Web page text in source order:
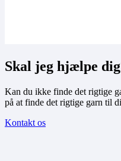
Skal jeg hjælpe
Kan du ikke finde det rigtige
på at finde det rigtige garn til
Kontakt os